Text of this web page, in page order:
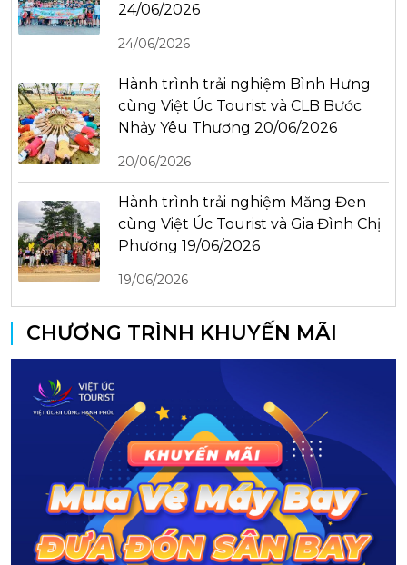
24/06/2026
24/06/2026
Hành trình trải nghiệm Bình Hưng
cùng Việt Úc Tourist và CLB Bước
Nhảy Yêu Thương 20/06/2026
20/06/2026
Hành trình trải nghiệm Măng Đen
cùng Việt Úc Tourist và Gia Đình Chị
Phương 19/06/2026
19/06/2026
CHƯƠNG TRÌNH KHUYẾN MÃI